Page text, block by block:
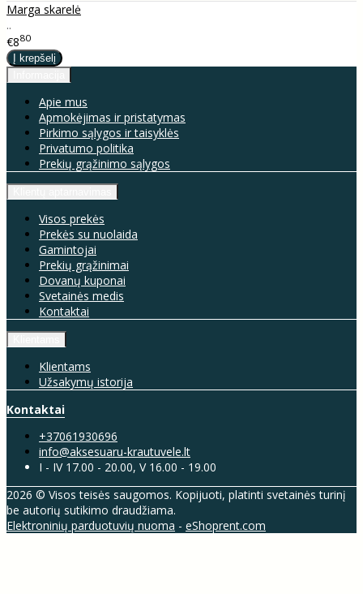
Marga skarelė
..
€880
Apie mus
Apmokėjimas ir pristatymas
Pirkimo sąlygos ir taisyklės
Privatumo politika
Prekių grąžinimo sąlygos
Visos prekės
Prekės su nuolaida
Gamintojai
Prekių grąžinimai
Dovanų kuponai
Svetainės medis
Kontaktai
Klientams
Užsakymų istorija
Kontaktai
+37061930696
info@aksesuaru-krautuvele.lt
I - IV 17.00 - 20.00, V 16.00 - 19.00
2026 © Visos teisės saugomos. Kopijuoti, platinti svetainės turinį
be autorių sutikimo draudžiama.
Elektroninių parduotuvių nuoma - eShoprent.com